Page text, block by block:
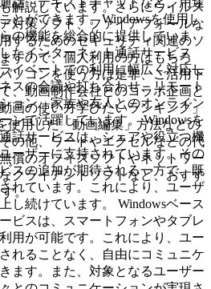
とができます。Windowsを使用し
の機能を総合的に提供していま
たインターネット通話サービス
イベートでの利用に幅広く対応し
スの会議や打ち合わせ、リモート
ョン、家族や友人とのオンライン
ンで活躍しています。 Windowsを
話サービスは、シェアや役立つ機
ーザーに支持されています。その
スの追加が期待される一方で、既
れています。これにより、ユーザ
し続けています。 Windowsベース
ビスは、スマートフォンやタブレ
用が可能です。これにより、ユー
れることなく、自由にコミュニケ
ます。また、対象となるユーザー
解説しています。さらにウイルス
対策ソフト、ファイアフォールな
するためのセキュリティ関連のソ
すので、個人利用の方はもちろ
ソコンを使う方は是非、ご活用下
、動画制作会社とのコラボ企画と
画の使い方学びたいランキング」
使用した「動画編集」方法などの
の他、ワードやエクセルなどの代
償のオフィスソフトやネットワー
クライアントソフトなど、おすす
。